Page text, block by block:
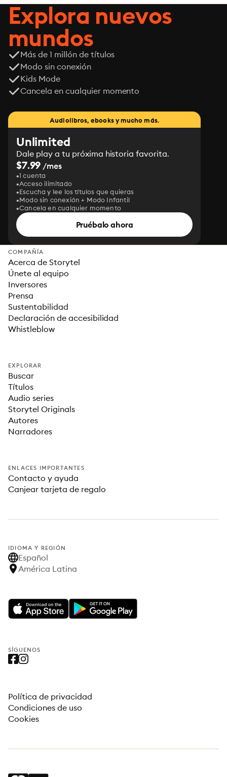
Explora nuevos
mundos
Más de 1 millón de títulos
Modo sin conexión
Kids Mode
Cancela en cualquier momento
Audiolibros, ebooks y mucho más.
Unlimited
Dale play a tu próxima historia favorita.
$7.99 /mes
1 cuenta
Acceso ilimitado
Escucha y lee los títulos que quieras
Modo sin conexión + Modo Infantil
Cancela en cualquier momento
Pruébalo ahora
COMPAÑÍA
Acerca de Storytel
Únete al equipo
Inversores
Prensa
Sustentabilidad
Declaración de accesibilidad
Whistleblow
EXPLORAR
Buscar
Títulos
Audio series
Storytel Originals
Autores
Narradores
ENLACES IMPORTANTES
Contacto y ayuda
Canjear tarjeta de regalo
IDIOMA Y REGIÓN
Español
América Latina
SÍGUENOS
Política de privacidad
Condiciones de uso
Cookies